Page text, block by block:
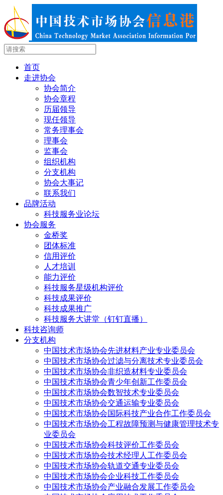
首页
走进协会
协会简介
协会章程
历届领导
现任领导
常务理事会
理事会
监事会
组织机构
分支机构
协会大事记
联系我们
品牌活动
科技服务业论坛
协会服务
金桥奖
团体标准
信用评价
人才培训
能力评价
科技服务星级机构评价
科技成果评价
科技成果推广
科技服务大讲堂（钉钉直播）
科技咨询师
分支机构
中国技术市场协会先进材料产业专业委员会
中国技术市场协会过滤与分离技术专业委员会
中国技术市场协会非织造材料专业委员会
中国技术市场协会青少年创新工作委员会
中国技术市场协会数智技术专业委员会
中国技术市场协会交通运输专业委员会
中国技术市场协会国际科技产业合作工作委员会
中国技术市场协会工程故障预测与健康管理技术专
业委员会
中国技术市场协会科技评价工作委员会
中国技术市场协会技术经理人工作委员会
中国技术市场协会轨道交通专业委员会
中国技术市场协会企业科技工作委员会
中国技术市场协会产业融合发展工作委员会